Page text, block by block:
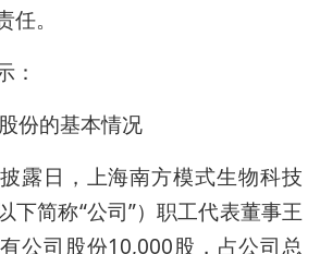
。
：
份的基本情况
露日，上海南方模式生物科技
下简称“公司”）职工代表董事王
公司股份10,000股，占公司总